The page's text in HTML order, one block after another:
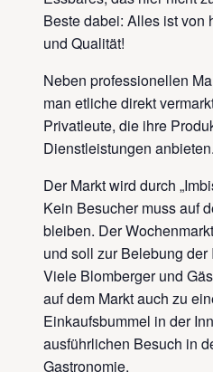
Beste dabei: Alles ist von
und Qualität!
Neben professionellen
man etliche direkt
Privatleute, die ihre
Dienstleistungen anbieten.
Der Markt wird durch
Kein Besucher muss auf
bleiben. Der
und soll zur Belebung
Viele Blomberger und
auf dem Markt auch zu
Einkaufsbummel in der
ausführlichen Besuch in
Gastronomie.